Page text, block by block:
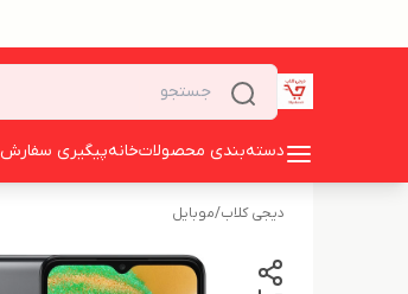
دسته‌بندی محصولاتخانهپیگیری سفارش
دیجی کلاب/موبایل